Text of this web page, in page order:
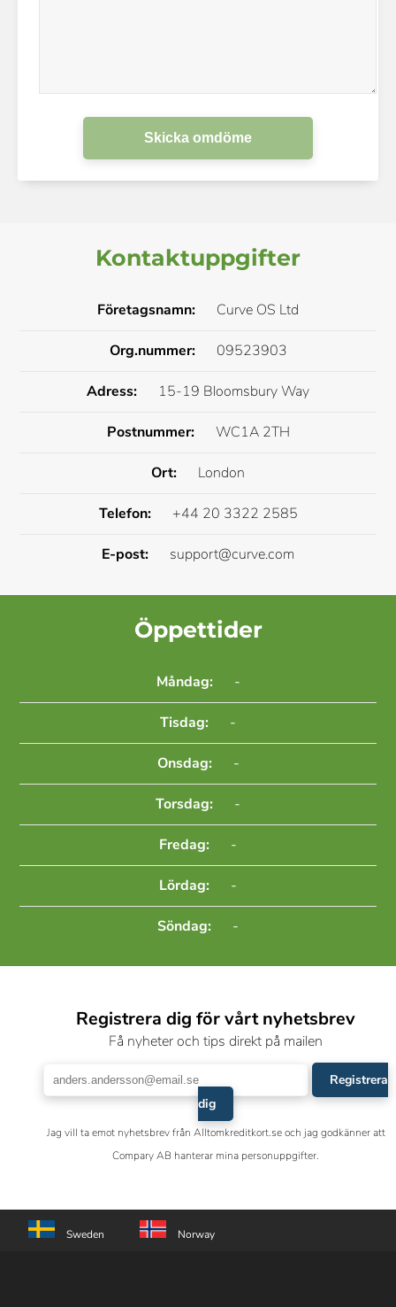
Skicka omdöme
Kontaktuppgifter
Företagsnamn: Curve OS Ltd
Org.nummer: 09523903
Adress: 15-19 Bloomsbury Way
Postnummer: WC1A 2TH
Ort: London
Telefon: +44 20 3322 2585
E-post: support@curve.com
Öppettider
Måndag: -
Tisdag: -
Onsdag: -
Torsdag: -
Fredag: -
Lördag: -
Söndag: -
Registrera dig för vårt nyhetsbrev
Få nyheter och tips direkt på mailen
Registrera
dig
Jag vill ta emot nyhetsbrev från Alltomkreditkort.se och jag godkänner att
Compary AB hanterar mina personuppgifter.
Sweden Norway